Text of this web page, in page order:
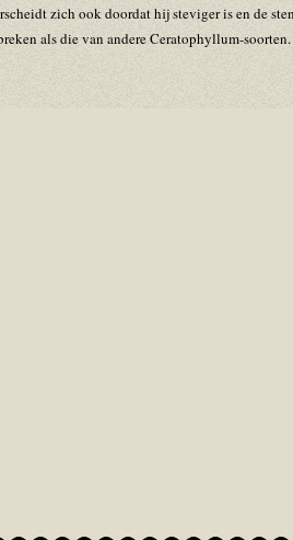
zich ook doordat hij steviger is en de
als die van andere Ceratophyllum-soorten.